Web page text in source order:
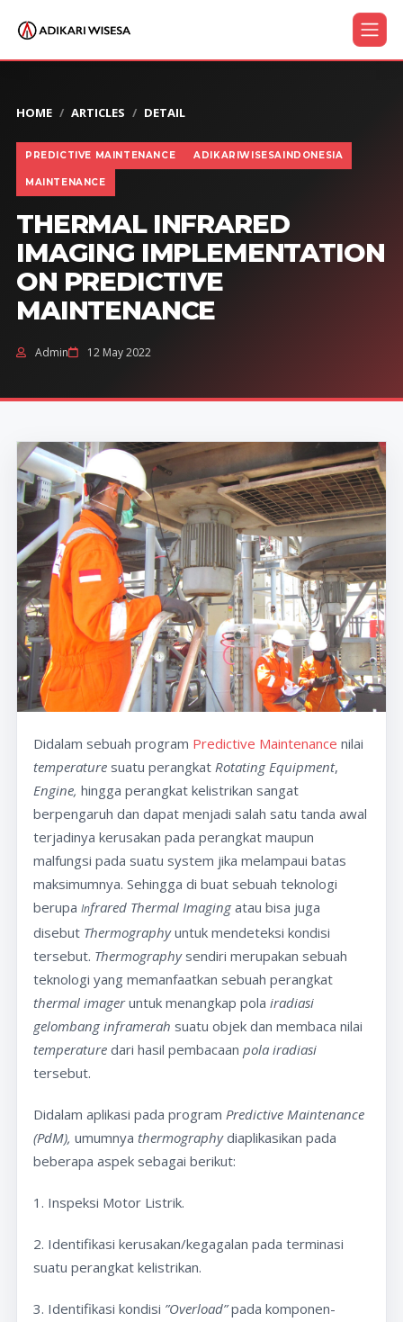
HOME ARTICLES DETAIL
PREDICTIVE MAINTENANCE ADIKARIWISESAINDONESIA
MAINTENANCE
THERMAL INFRARED
IMAGING IMPLEMENTATION
ON PREDICTIVE
MAINTENANCE
Admin 12 May 2022
Didalam sebuah program Predictive Maintenance nilai
temperature suatu perangkat Rotating Equipment,
Engine, hingga perangkat kelistrikan sangat
berpengaruh dan dapat menjadi salah satu tanda awal
terjadinya kerusakan pada perangkat maupun
malfungsi pada suatu system jika melampaui batas
maksimumnya. Sehingga di buat sebuah teknologi
berupa Infrared Thermal Imagingatau bisa juga
disebut Thermographyuntuk mendeteksi kondisi
tersebut. Thermography sendiri merupakan sebuah
teknologi yang memanfaatkan sebuah perangkat
thermal imageruntuk menangkap pola iradiasi
gelombang inframerah suatu objek dan membaca nilai
temperature dari hasil pembacaan pola iradiasi
tersebut.
Didalam aplikasi pada program Predictive Maintenance
(PdM), umumnya thermographydiaplikasikan pada
beberapa aspek sebagai berikut:
1. Inspeksi Motor Listrik.
2. Identifikasi kerusakan/kegagalan pada terminasi
suatu perangkat kelistrikan.
3. Identifikasi kondisi ”Overload”pada komponen-